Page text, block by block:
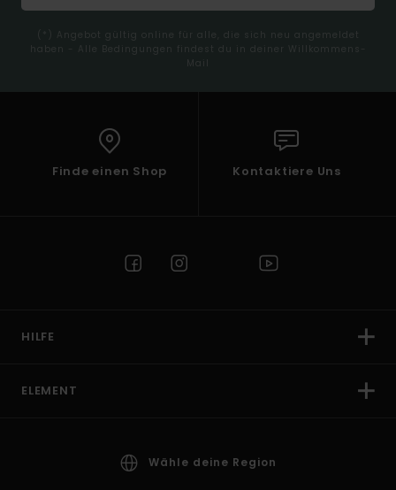
(*) Angebot gültig online für alle, die sich neu angemeldet
haben - Alle Bedingungen findest du in deiner Willkommens-
Mail
Finde einen Shop Kontaktiere Uns
HILFE
ELEMENT
Wähle deine Region